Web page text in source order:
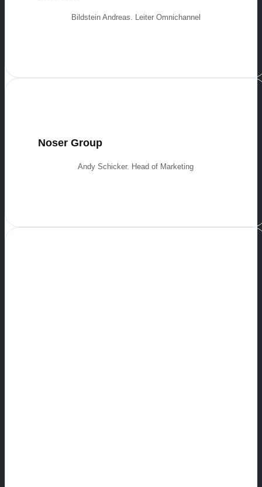
Bildstein Andreas. Leiter Omnichannel
Noser Group
Andy Schicker. Head of Marketing